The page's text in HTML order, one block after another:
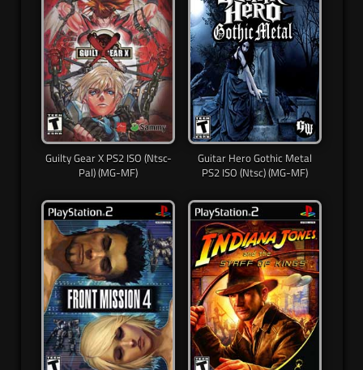
Guilty Gear X PS2 ISO (Ntsc-
Pal) (MG-MF)
Guitar Hero Gothic Metal
PS2 ISO (Ntsc) (MG-MF)